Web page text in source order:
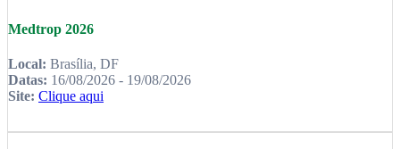
Medtrop 2026
Local: Brasília, DF
Datas: 16/08/2026 - 19/08/2026
Site: Clique aqui